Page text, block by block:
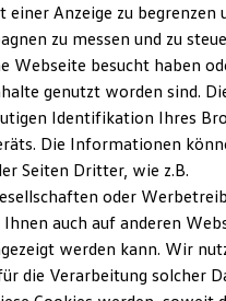
und Updates
ID.
einer Anzeige zu begrenzen
zu messen und zu
Webseite besucht haben
genutzt worden sind.
Identifikation Ihres
Die Informationen
Seiten Dritter, wie z.B.
oder
auch auf anderen
werden kann. Wir
die Verarbeitung solcher